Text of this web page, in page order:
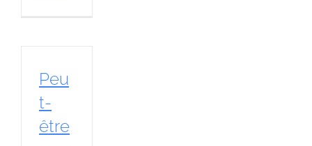
Peu
t-
être